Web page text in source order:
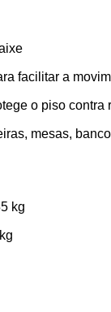
facilitar a
o piso contra
mesas,
kg